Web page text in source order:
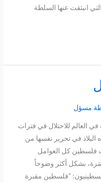
انبثقت عنها السلطة
مسؤل
العالم للاحتلال في فترات
في تحرير نفسها من
فلسطين كل العوامل
بشكل أكثر وضوحاً
“فلسطين مقبرة